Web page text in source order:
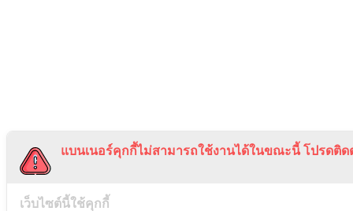
แบนเนอร์คุกกี้ไม่สามารถใช้งานได้ในขณะนี้ โปรดติด
เว็บไซต์นี้ใช้คุกกี้